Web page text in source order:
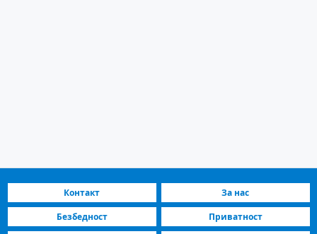
Контакт
За нас
Безбедност
Приватност